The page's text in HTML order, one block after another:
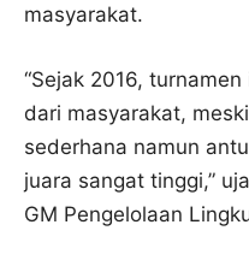
masyarakat.
“Sejak 2016,
dari masyarakat,
sederhana namun
juara sangat tinggi,”
GM Pengelolaan